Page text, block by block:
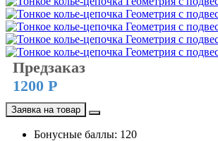
Предзаказ
1200 Р
Заявка на товар
Бонусные баллы: 120